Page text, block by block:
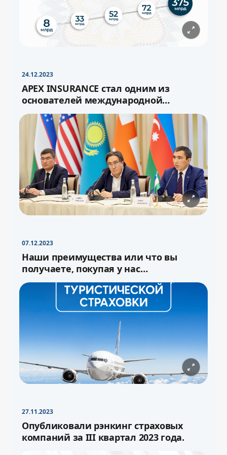
16pt + Свернуть
− 16pt + Свернуть
24.12.2023
APEX INSURANCE стал одним из
основателей международной
перестраховочной ёмкости «Turan»
07.12.2023
Наши преимущества или что вы
получаете, покупая у нас
туристическую страховку
− 16pt
27.11.2023
Опубликовали рэнкинг страховых
компаний за III квартал 2023 года.